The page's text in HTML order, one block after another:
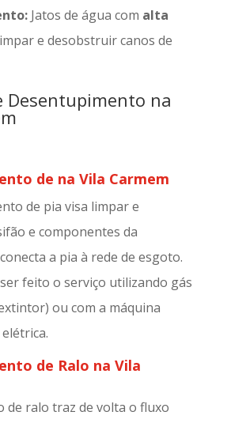
Jatos de água com alta
e desobstruir canos de
Desentupimento na
de na Vila Carmem
de pia visa limpar e
e componentes da
a pia à rede de esgoto.
feito o serviço utilizando gás
ou com a máquina
de Ralo na Vila
de ralo traz de volta o fluxo